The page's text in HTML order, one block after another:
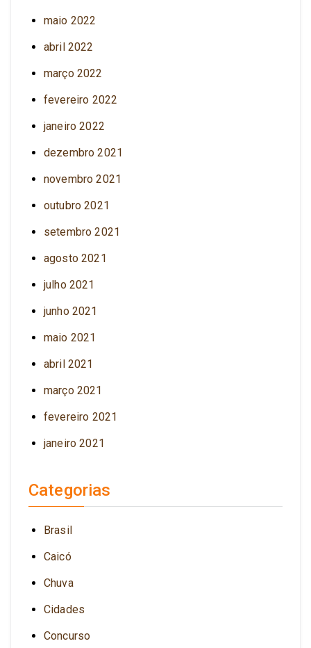
maio 2022
abril 2022
março 2022
fevereiro 2022
janeiro 2022
dezembro 2021
novembro 2021
outubro 2021
setembro 2021
agosto 2021
julho 2021
junho 2021
maio 2021
abril 2021
março 2021
fevereiro 2021
janeiro 2021
Categorias
Brasil
Caicó
Chuva
Cidades
Concurso